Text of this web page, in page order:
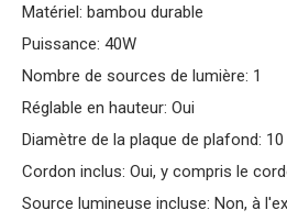
Matériel: bambou durable
Puissance: 40W
Nombre de sources de lumière: 1
Réglable en hauteur: Oui
Diamètre de la plaque de plafond:
Cordon inclus: Oui, y compris le
Source lumineuse incluse: Non, à